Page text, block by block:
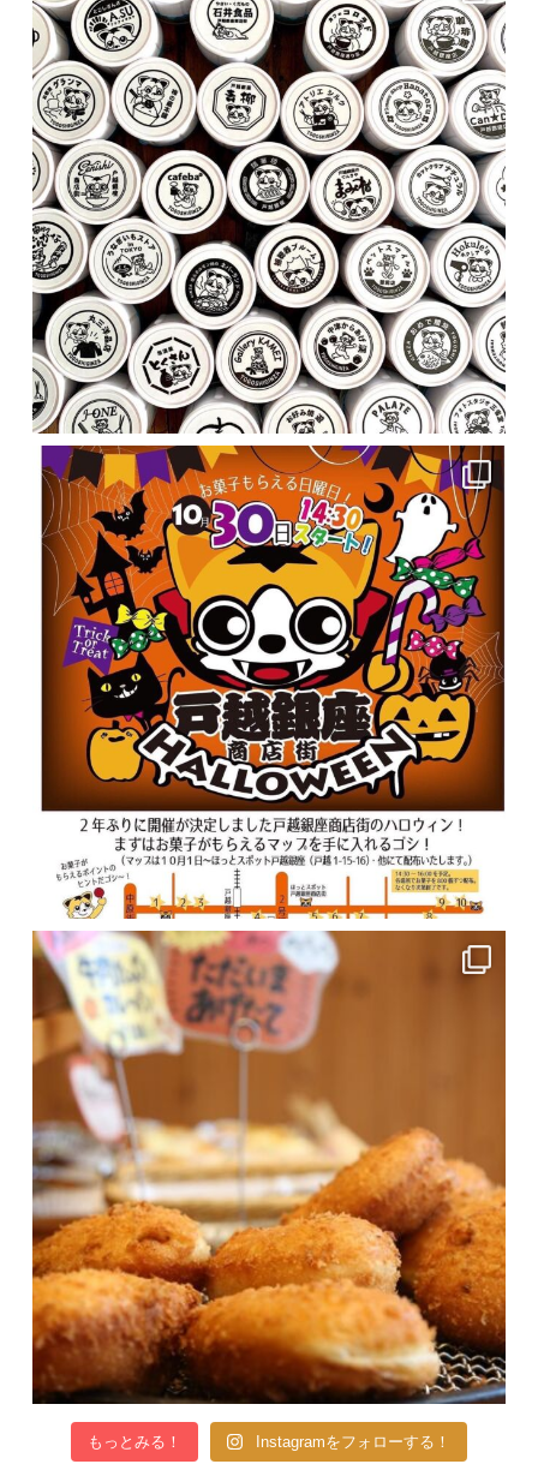
もっとみる！ Instagramをフォローする！